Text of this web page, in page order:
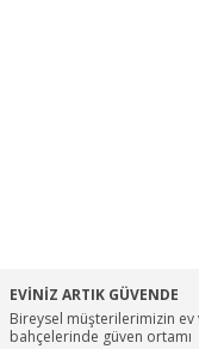
EVİNİZ ARTIK GÜVENDE
Bireysel müşterilerimizin ev
bahçelerinde güven ortamı